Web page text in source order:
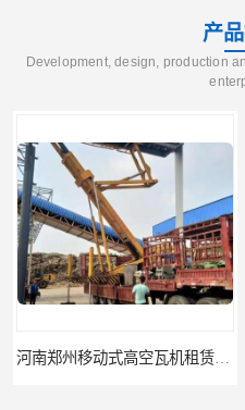
产
Development, design, production
河南郑州移动式高空瓦机租赁公司 提高施工效率